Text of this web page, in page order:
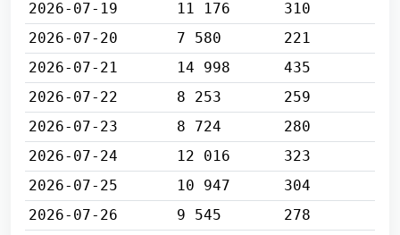
2026-07-19
11 176
310
2026-07-20
7 580
221
2026-07-21
14 998
435
2026-07-22
8 253
259
2026-07-23
8 724
280
2026-07-24
12 016
323
2026-07-25
10 947
304
2026-07-26
9 545
278